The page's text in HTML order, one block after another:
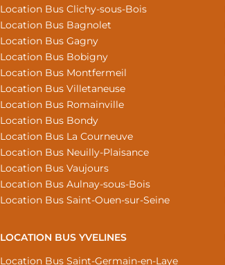
Location Bus Clichy-sous-Bois
Location Bus Bagnolet
Location Bus Gagny
Location Bus Bobigny
Location Bus Montfermeil
Location Bus Villetaneuse
Location Bus Romainville
Location Bus Bondy
Location Bus La Courneuve
Location Bus Neuilly-Plaisance
Location Bus Vaujours
Location Bus Aulnay-sous-Bois
Location Bus Saint-Ouen-sur-Seine
LOCATION BUS YVELINES
Location Bus Saint-Germain-en-Laye